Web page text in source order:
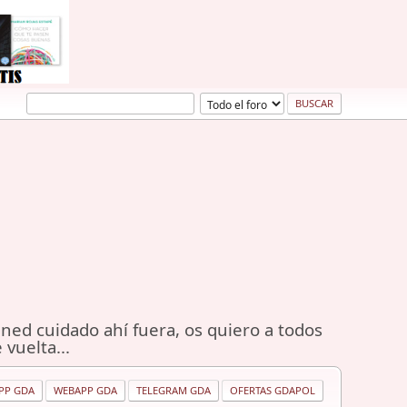
cuidado ahí fuera, os quiero a todos
vuelta...
GDA WEBAPP GDA TELEGRAM GDA OFERTAS GDAPOL